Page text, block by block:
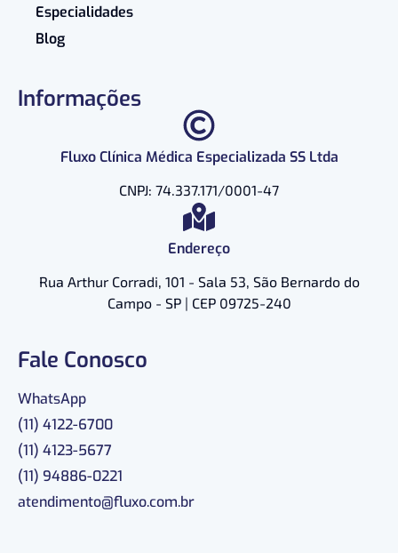
Especialidades
Blog
Informações
Fluxo Clínica Médica Especializada SS Ltda
CNPJ: 74.337.171/0001-47
Endereço
Rua Arthur Corradi, 101 - Sala 53, São Bernardo do
Campo - SP | CEP 09725-240
Fale Conosco
WhatsApp
(11) 4122-6700
(11) 4123-5677
(11) 94886-0221
atendimento@fluxo.com.br